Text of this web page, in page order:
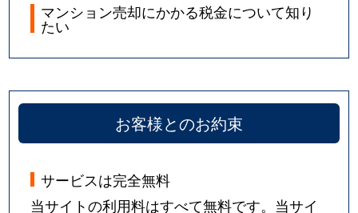
マンション売却にかかる税金について知り
たい
お客様とのお約束
サービスは完全無料
当サイトの利用料はすべて無料です。当サイ